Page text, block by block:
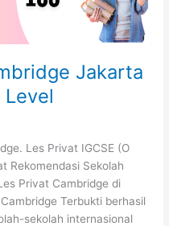
Jakarta
Level
Les Privat IGCSE (O
Rekomendasi Sekolah
Privat Cambridge di
Terbukti berhasil
sekolah internasional